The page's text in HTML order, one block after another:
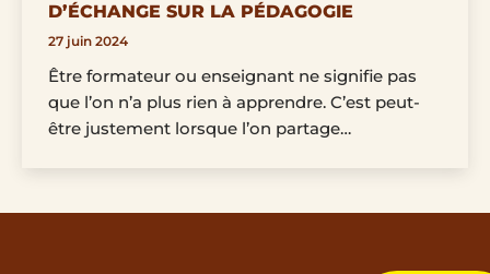
D’ÉCHANGE SUR LA PÉDAGOGIE
27 juin 2024
Être formateur ou enseignant ne signifie pas
que l’on n’a plus rien à apprendre. C’est peut-
être justement lorsque l’on partage…